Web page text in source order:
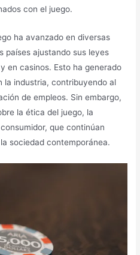
con el juego.
ha avanzado en diversas
países ajustando sus leyes
en casinos. Esto ha generado
la industria, contribuyendo al
de empleos. Sin embargo,
la ética del juego, la
que continúan
sociedad contemporánea.